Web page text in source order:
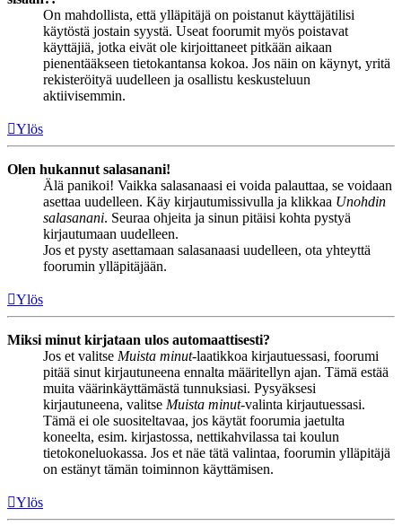
On mahdollista, että ylläpitäjä on poistanut käyttäjätilisi
käytöstä jostain syystä. Useat foorumit myös poistavat
käyttäjiä, jotka eivät ole kirjoittaneet pitkään aikaan
pienentääkseen tietokantansa kokoa. Jos näin on käynyt, yritä
rekisteröityä uudelleen ja osallistu keskusteluun
aktiivisemmin.
Ylös
Olen hukannut salasanani!
Älä panikoi! Vaikka salasanaasi ei voida palauttaa, se voidaan
asettaa uudelleen. Käy kirjautumissivulla ja klikkaa Unohdin
salasanani. Seuraa ohjeita ja sinun pitäisi kohta pystyä
kirjautumaan uudelleen.
Jos et pysty asettamaan salasanaasi uudelleen, ota yhteyttä
foorumin ylläpitäjään.
Ylös
Miksi minut kirjataan ulos automaattisesti?
Jos et valitse Muista minut-laatikkoa kirjautuessasi, foorumi
pitää sinut kirjautuneena ennalta määritellyn ajan. Tämä estää
muita väärinkäyttämästä tunnuksiasi. Pysyäksesi
kirjautuneena, valitse Muista minut-valinta kirjautuessasi.
Tämä ei ole suositeltavaa, jos käytät foorumia jaetulta
koneelta, esim. kirjastossa, nettikahvilassa tai koulun
tietokoneluokassa. Jos et näe tätä valintaa, foorumin ylläpitäjä
on estänyt tämän toiminnon käyttämisen.
Ylös